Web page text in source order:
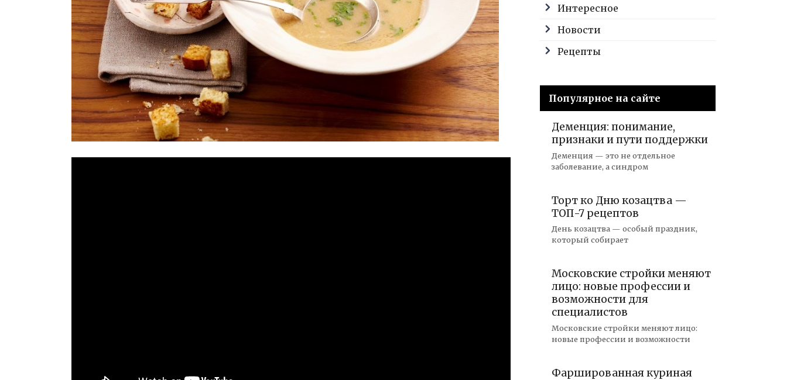
Интересное
Новости
Рецепты
Популярное на сайте
Деменция: понимание,
признаки и пути поддержки
Деменция — это не отдельное
заболевание, а синдром
Торт ко Дню козацтва —
ТОП-7 рецептов
День козацтва — особый праздник,
который собирает
Московские стройки меняют
лицо: новые профессии и
возможности для
специалистов
Московские стройки меняют лицо:
новые профессии и возможности
Фаршированная куриная